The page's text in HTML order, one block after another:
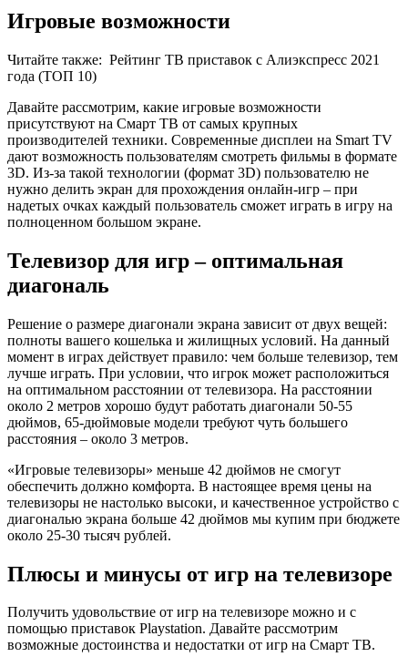
Игровые возможности
Читайте также: Рейтинг ТВ приставок с Алиэкспресс 2021
года (ТОП 10)
Давайте рассмотрим, какие игровые возможности
присутствуют на Смарт ТВ от самых крупных
производителей техники. Современные дисплеи на Smart TV
дают возможность пользователям смотреть фильмы в формате
3D. Из-за такой технологии (формат 3D) пользователю не
нужно делить экран для прохождения онлайн-игр – при
надетых очках каждый пользователь сможет играть в игру на
полноценном большом экране.
Телевизор для игр – оптимальная
диагональ
Решение о размере диагонали экрана зависит от двух вещей:
полноты вашего кошелька и жилищных условий. На данный
момент в играх действует правило: чем больше телевизор, тем
лучше играть. При условии, что игрок может расположиться
на оптимальном расстоянии от телевизора. На расстоянии
около 2 метров хорошо будут работать диагонали 50-55
дюймов, 65-дюймовые модели требуют чуть большего
расстояния – около 3 метров.
«Игровые телевизоры» меньше 42 дюймов не смогут
обеспечить должно комфорта. В настоящее время цены на
телевизоры не настолько высоки, и качественное устройство с
диагональю экрана больше 42 дюймов мы купим при бюджете
около 25-30 тысяч рублей.
Плюсы и минусы от игр на телевизоре
Получить удовольствие от игр на телевизоре можно и с
помощью приставок Playstation. Давайте рассмотрим
возможные достоинства и недостатки от игр на Смарт ТВ.